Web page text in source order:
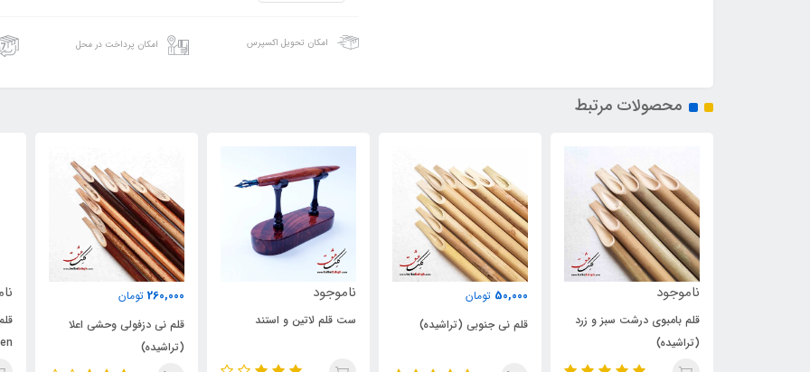
امکان تحویل اکسپرس امکان پرداخت در محل
محصولات مرتبط
50,000 تومان
قلم نی جنوبی (تراشیده)
ناموجود
ست قلم لاتین و استند
260,000 تومان
قلم نی دزفولی وحشی اعلا
ناموجود
قلم کالیگرافی پارالل پایلوت
10 میلی‌متر